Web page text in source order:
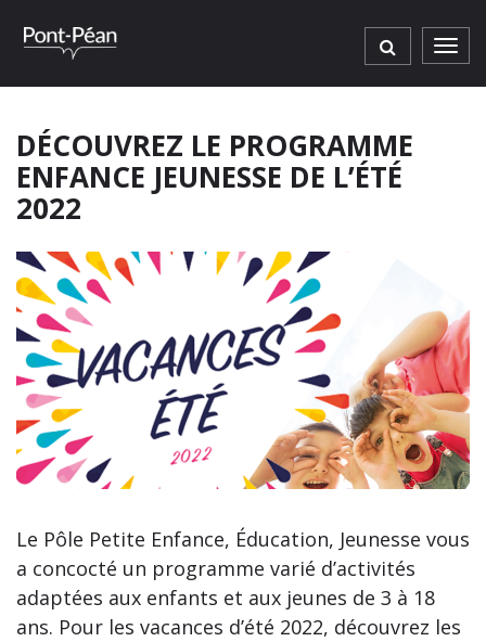
DÉCOUVREZ LE PROGRAMME
ENFANCE JEUNESSE DE L’ÉTÉ
2022
Le Pôle Petite Enfance, Éducation, Jeunesse vous
a concocté un programme varié d’activités
adaptées aux enfants et aux jeunes de 3 à 18
ans. Pour les vacances d’été 2022, découvrez les